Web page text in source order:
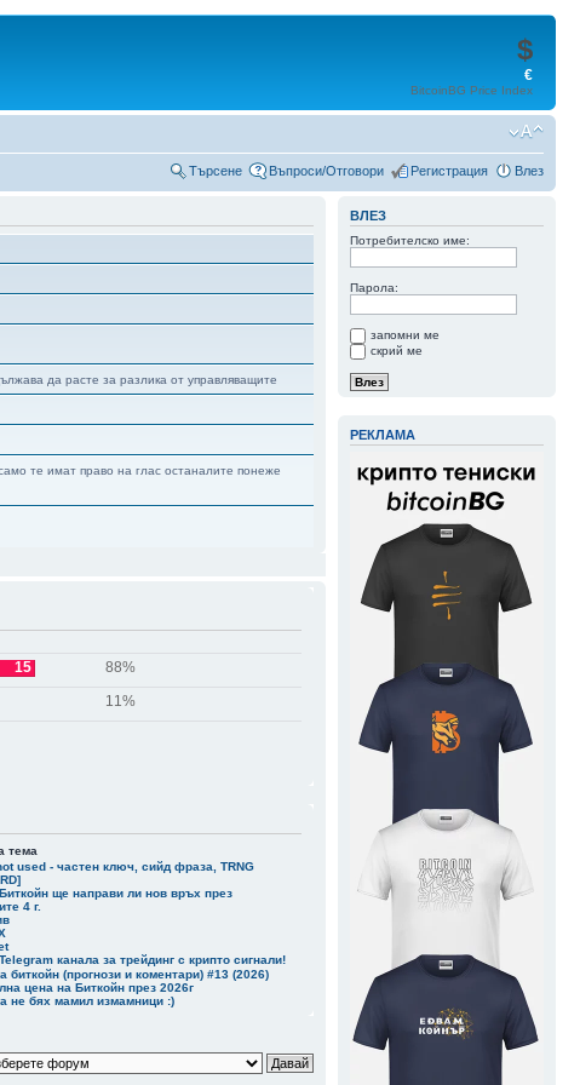
$
€
BitcoinBG Price Index
Търсене Въпроси/Отговори Регистрация Влез
да расте за разлика от управляващите
те имат право на глас останалите понеже
са дотам
15
88%
11%
тема
used - частен ключ, сийд фраза, TRNG
ще направи ли нов връх през
4 г.
канала за трейдинг с крипто сигнали!
биткойн (прогнози и коментари) #13 (2026)
цена на Биткойн през 2026г
не бях мамил измамници :)
ВЛЕЗ
Потребителско име:
Парола:
запомни ме
скрий ме
РЕКЛАМА